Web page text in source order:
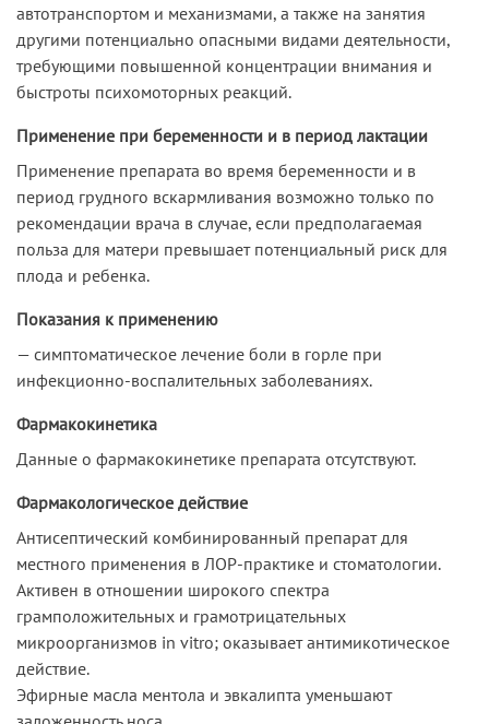
автотранспортом и механизмами, а также на занятия
другими потенциально опасными видами деятельности,
требующими повышенной концентрации внимания и
быстроты психомоторных реакций.
Применение при беременности и в период лактации
Применение препарата во время беременности и в
период грудного вскармливания возможно только по
рекомендации врача в случае, если предполагаемая
польза для матери превышает потенциальный риск для
плода и ребенка.
Показания к применению
— симптоматическое лечение боли в горле при
инфекционно-воспалительных заболеваниях.
Фармакокинетика
Данные о фармакокинетике препарата отсутствуют.
Фармакологическое действие
Антисептический комбинированный препарат для
местного применения в ЛОР-практике и стоматологии.
Активен в отношении широкого спектра
грамположительных и грамотрицательных
микроорганизмов in vitro; оказывает антимикотическое
действие.
Эфирные масла ментола и эвкалипта уменьшают